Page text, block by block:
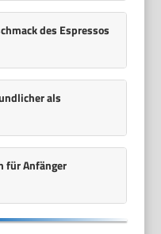
des Espressos
als
für Anfänger